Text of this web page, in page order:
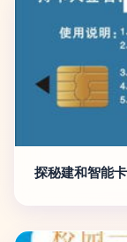
探秘建和智能